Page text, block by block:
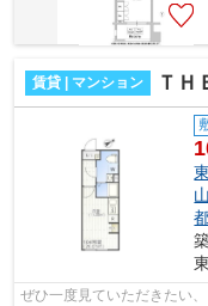
賃貸 | マンション ＴＨ
ぜひ一度見ていただきたい